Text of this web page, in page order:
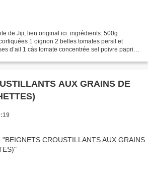
de Jiji, lien original ici. ingrédients: 500g
1 oignon 2 belles tomates persil et
d’ail 1 càs tomate concentrée sel poivre paprika
AUX GRAINS DE